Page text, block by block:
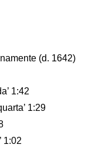
(d. 1642)
1:42
1:29
1:02